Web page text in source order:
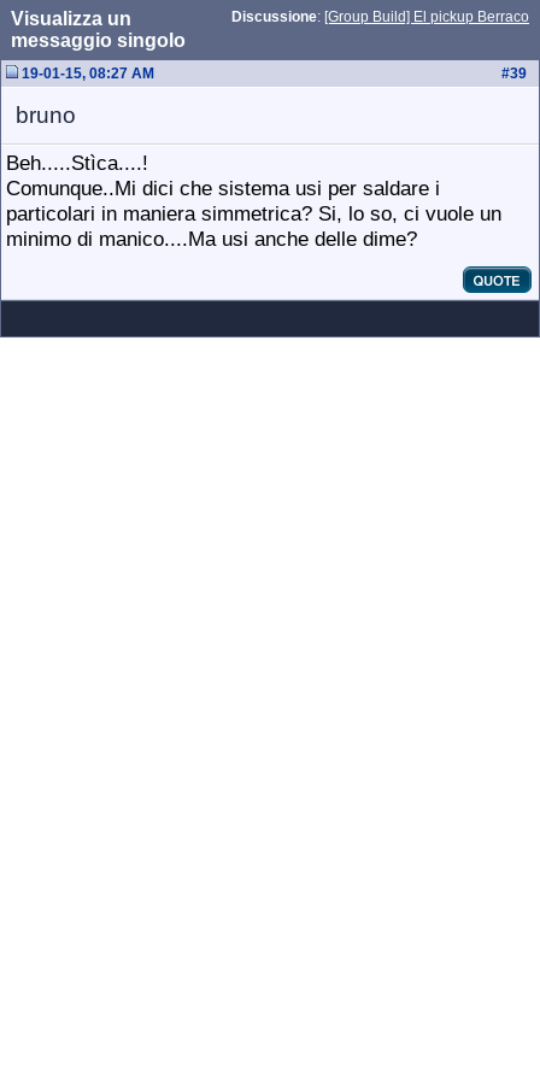
Discussione: [Group Build] El pickup Berraco
Visualizza un
messaggio singolo
#39
19-01-15, 08:27 AM
bruno
Beh.....Stìca....!
Comunque..Mi dici che sistema usi per saldare i
particolari in maniera simmetrica? Si, lo so, ci vuole un
minimo di manico....Ma usi anche delle dime?